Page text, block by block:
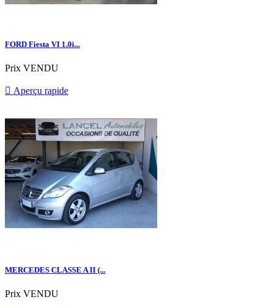
FORD Fiesta VI 1.0i...
Prix VENDU
 Aperçu rapide
MERCEDES CLASSE A II (...
Prix VENDU